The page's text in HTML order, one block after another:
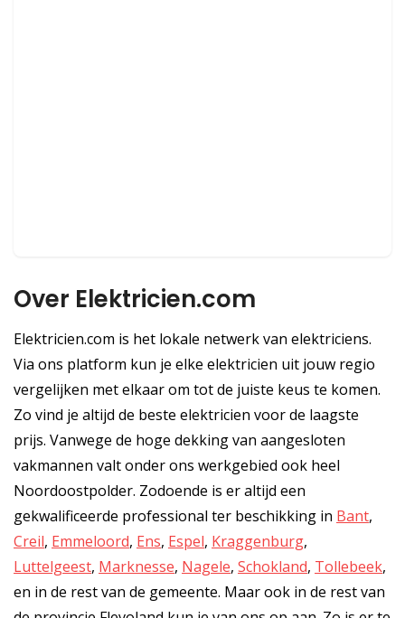
Over Elektricien.com
Elektricien.com is het lokale netwerk van elektriciens.
Via ons platform kun je elke elektricien uit jouw regio
vergelijken met elkaar om tot de juiste keus te komen.
Zo vind je altijd de beste elektricien voor de laagste
prijs. Vanwege de hoge dekking van aangesloten
vakmannen valt onder ons werkgebied ook heel
Noordoostpolder. Zodoende is er altijd een
gekwalificeerde professional ter beschikking in Bant,
Creil, Emmeloord, Ens, Espel, Kraggenburg,
Luttelgeest, Marknesse, Nagele, Schokland, Tollebeek,
en in de rest van de gemeente. Maar ook in de rest van